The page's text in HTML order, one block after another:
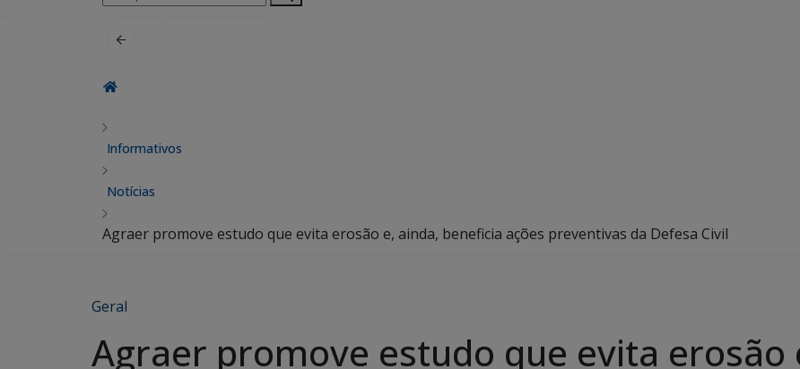
por:
Informativos
Notícias
Agraer promove estudo que evita erosão e, ainda, beneficia ações preventivas da Defesa Civil
Geral
Agraer promove estudo que evita erosão